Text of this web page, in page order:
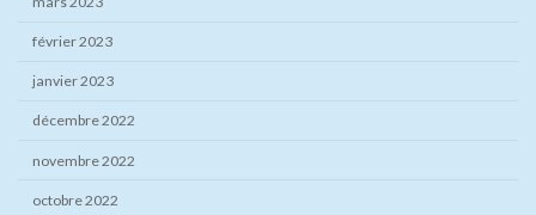
février 2023
janvier 2023
décembre 2022
novembre 2022
octobre 2022